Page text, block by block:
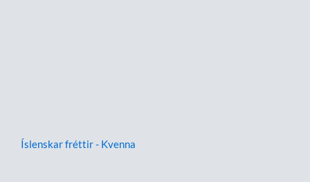
Íslenskar fréttir - Kvenna